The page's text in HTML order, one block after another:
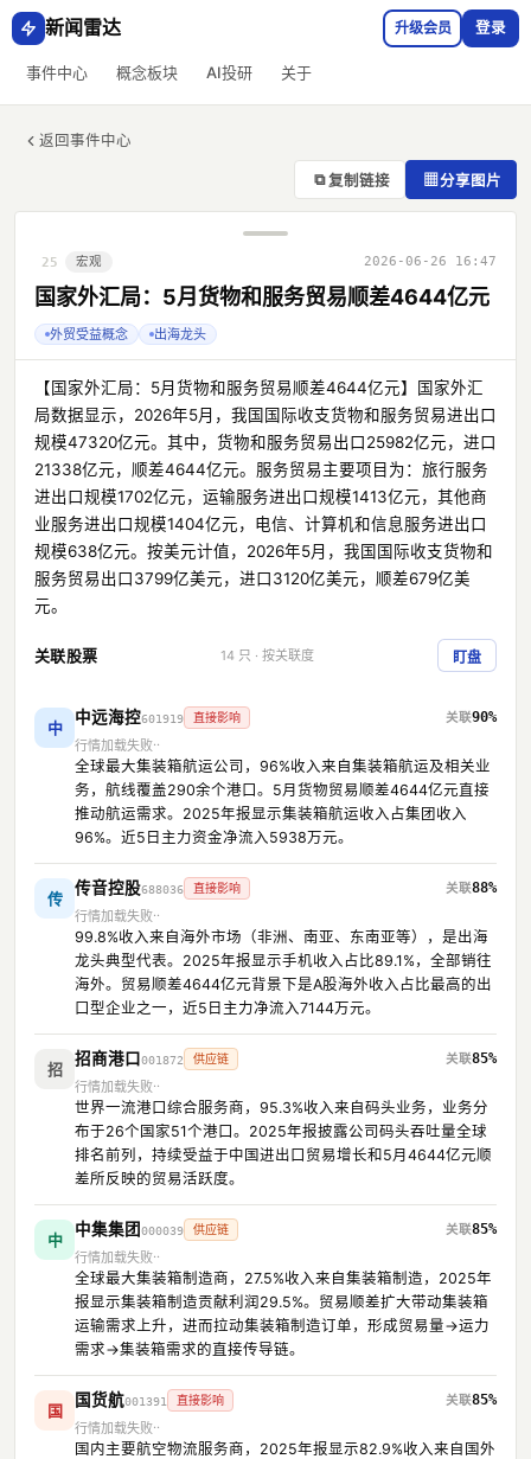
新闻雷达
事件中心 概念板块 AI投研 关于
升级会员 登录
返回事件中心
⧉ 复制链接 ▦分享图片
25 宏观 2026-06-26 16:47
国家外汇局：5月货物和服务贸易顺差4644亿元
外贸受益概念 出海龙头
【国家外汇局：5月货物和服务贸易顺差4644亿元】国家外汇
局数据显示，2026年5月，我国国际收支货物和服务贸易进出口
规模47320亿元。其中，货物和服务贸易出口25982亿元，进口
21338亿元，顺差4644亿元。服务贸易主要项目为：旅行服务
进出口规模1702亿元，运输服务进出口规模1413亿元，其他商
业服务进出口规模1404亿元，电信、计算机和信息服务进出口
规模638亿元。按美元计值，2026年5月，我国国际收支货物和
服务贸易出口3799亿美元，进口3120亿美元，顺差679亿美
元。
关联股票 14 只 · 按关联度 盯盘
中
中远海控601919 直接影响
90%
行情加载失败
全球最大集装箱航运公司，96%收入来自集装箱航运及相关业
务，航线覆盖290余个港口。5月货物贸易顺差4644亿元直接
推动航运需求。2025年报显示集装箱航运收入占集团收入
96%。近5日主力资金净流入5938万元。
传
传音控股688036 直接影响
88%
行情加载失败
99.8%收入来自海外市场（非洲、南亚、东南亚等），是出海
龙头典型代表。2025年报显示手机收入占比89.1%，全部销往
海外。贸易顺差4644亿元背景下是A股海外收入占比最高的出
口型企业之一，近5日主力净流入7144万元。
招
招商港口001872 供应链
85%
行情加载失败
世界一流港口综合服务商，95.3%收入来自码头业务，业务分
布于26个国家51个港口。2025年报披露公司码头吞吐量全球
排名前列，持续受益于中国进出口贸易增长和5月4644亿元顺
差所反映的贸易活跃度。
中
中集集团000039 供应链
85%
行情加载失败
全球最大集装箱制造商，27.5%收入来自集装箱制造，2025年
报显示集装箱制造贡献利润29.5%。贸易顺差扩大带动集装箱
运输需求上升，进而拉动集装箱制造订单，形成贸易量→运力
需求→集装箱需求的直接传导链。
国
国货航001391 直接影响
85%
行情加载失败
国内主要航空物流服务商，2025年报显示82.9%收入来自国外